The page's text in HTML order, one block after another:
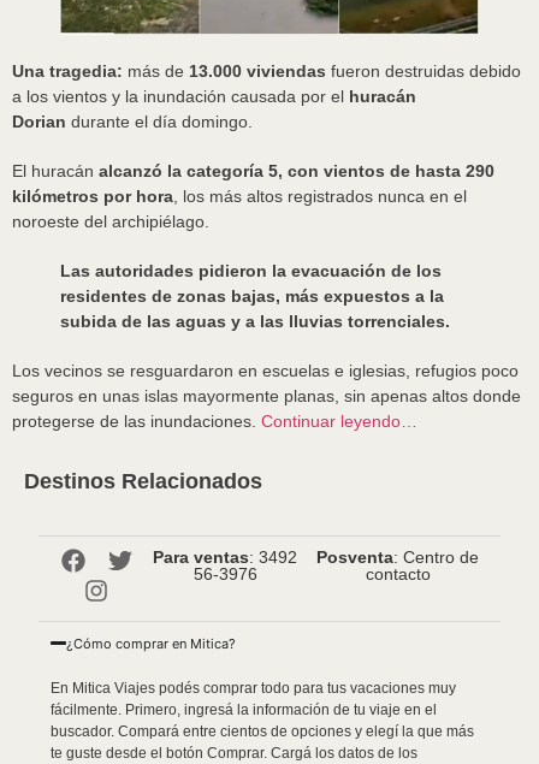
Una tragedia: más de 13.000 viviendas fueron destruidas debido
a los vientos y la inundación causada por el huracán
Dorian durante el día domingo.
El huracán alcanzó la categoría 5, con vientos de hasta 290
kilómetros por hora , los más altos registrados nunca en el
noroeste del archipiélago.
Las autoridades pidieron la evacuación de los
residentes de zonas bajas, más expuestos a la
subida de las aguas y a las lluvias torrenciales.
Los vecinos se resguardaron en escuelas e iglesias, refugios poco
seguros en unas islas mayormente planas, sin apenas altos donde
protegerse de las inundaciones. Continuar leyendo…
Destinos Relacionados
Para ventas: 3492
56-3976
Posventa: Centro de
contacto
¿Cómo comprar en Mitica?
En Mitica Viajes podés comprar todo para tus vacaciones muy
fácilmente. Primero, ingresá la información de tu viaje en el
buscador. Compará entre cientos de opciones y elegí la que más
te guste desde el botón Comprar. Cargá los datos de los